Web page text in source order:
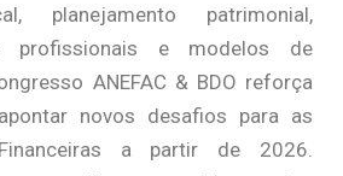
planejamento patrimonial,
profissionais e modelos de
ANEFAC & BDO reforça
novos desafios para as
a partir de 2026.